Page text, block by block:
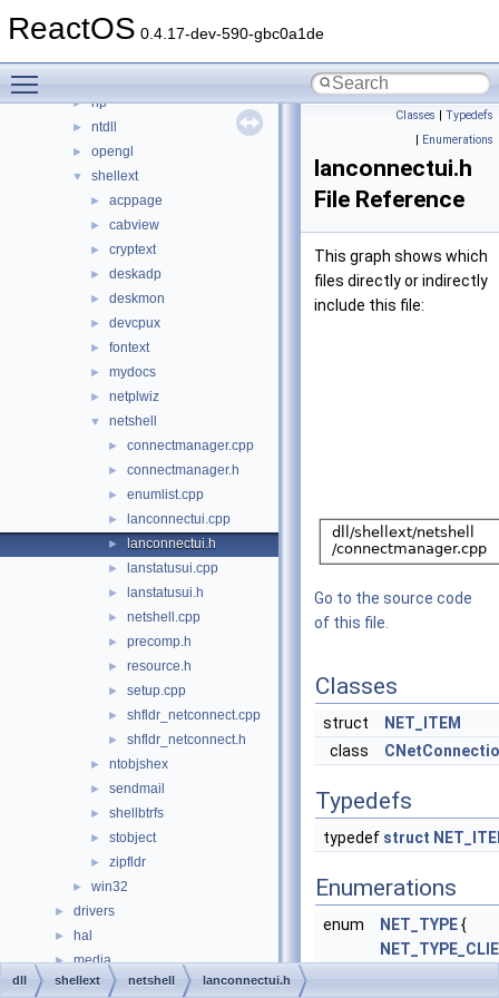
ReactOS 0.4.17-dev-590-gbc0a1de
► directx
► np
► ntdll
► opengl
▼ shellext
► acppage
► cabview
► cryptext
► deskadp
► deskmon
► devcpux
► fontext
► mydocs
► netplwiz
▼ netshell
► connectmanager.cpp
► connectmanager.h
► enumlist.cpp
► lanconnectui.cpp
► lanconnectui.h
► lanstatusui.cpp
► lanstatusui.h
► netshell.cpp
► precomp.h
► resource.h
► setup.cpp
► shfldr_netconnect.cpp
► shfldr_netconnect.h
► ntobjshex
► sendmail
► shellbtrfs
► stobject
► zipfldr
► win32
► drivers
► hal
► media
► modules
Classes | Typedefs
| Enumerations
lanconnectui.h
File Reference
This graph shows which
files directly or indirectly
include this file:
Go to the source code
of this file.
Classes
struct
NET_ITEM
class
Typedefs
typedef struct
Enumerations
enum NET_TYPE{
dll shellext netshell lanconnectui.h